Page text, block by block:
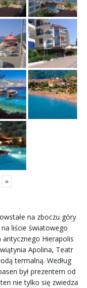
c
j
ę
»
na zboczu góry
liście światowego
antycznego Hierapolis
Apolina, Teatr
termalną. Według
był prezentem od
nie tylko się zwiedza